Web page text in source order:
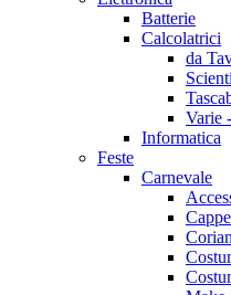
Batterie
Calcolatrici
da
Varie
Informatica
Feste
Carnevale